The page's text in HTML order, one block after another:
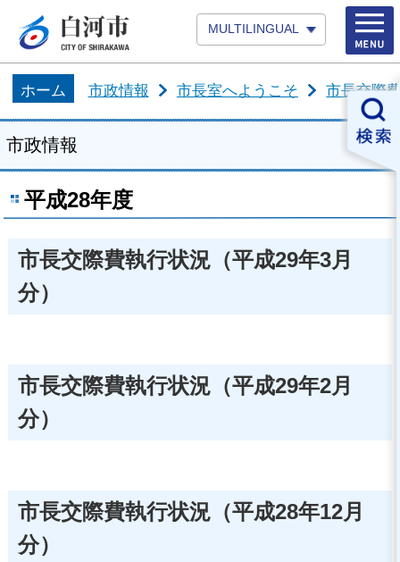
MULTILINGUAL
ホーム 市政情報 市長室へようこそ 市長交際
市政情報
平成28年度
市長交際費執行状況（平成29年3月
分）
市長交際費執行状況（平成29年2月
分）
市長交際費執行状況（平成28年12月
分）